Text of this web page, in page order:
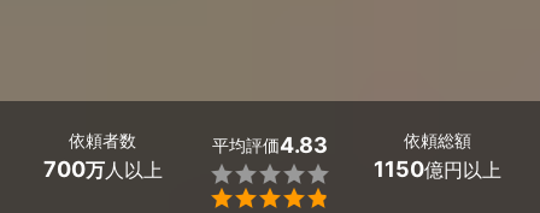
依頼者数
700万人以上
平均評価4.83


依頼総額
1150億円以上